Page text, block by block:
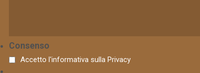
Consenso
Accetto l'informativa sulla Privacy